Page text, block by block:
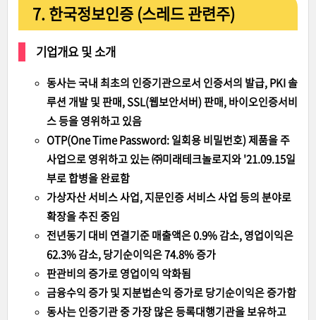
7. 한국정보인증 (스레드 관련주)
기업개요 및 소개
동사는 국내 최초의 인증기관으로서 인증서의 발급, PKI 솔
루션 개발 및 판매, SSL(웹보안서버) 판매, 바이오인증서비
스 등을 영위하고 있음
OTP(One Time Password: 일회용 비밀번호) 제품을 주
사업으로 영위하고 있는 ㈜미래테크놀로지와 '21.09.15일
부로 합병을 완료함
가상자산 서비스 사업, 지문인증 서비스 사업 등의 분야로
확장을 추진 중임
전년동기 대비 연결기준 매출액은 0.9% 감소, 영업이익은
62.3% 감소, 당기순이익은 74.8% 증가
판관비의 증가로 영업이익 악화됨
금융수익 증가 및 지분법손익 증가로 당기순이익은 증가함
동사는 인증기관 중 가장 많은 등록대행기관을 보유하고